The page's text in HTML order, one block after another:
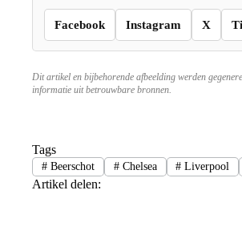
Facebook Instagram X
Dit artikel en bijbehorende afbeelding werden
informatie uit betrouwbare bronnen.
Tags
#Beerschot #Chelsea # Liverpool
Artikel delen: